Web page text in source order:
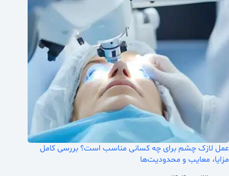
عمل لازک چشم برای چه کسانی مناسب است؟ بررسی کامل
مزایا، معایب و محدودیت‌ها